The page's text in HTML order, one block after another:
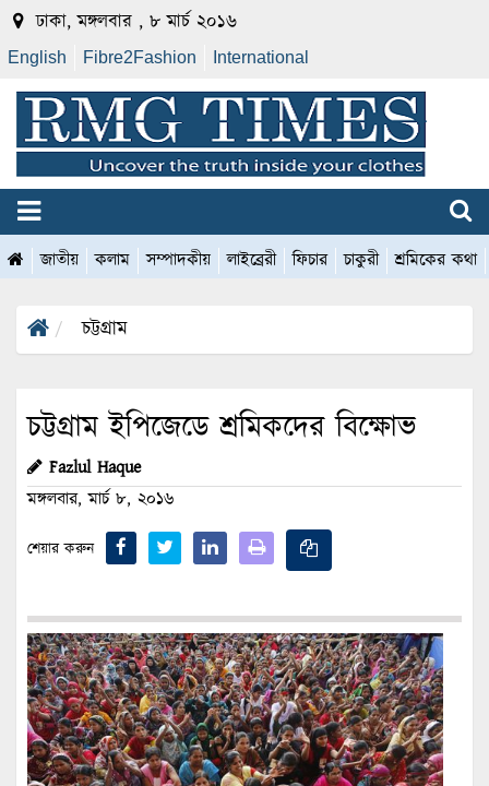
ঢাকা, মঙ্গলবার , ৮ মার্চ ২০১৬
English Fibre2Fashion International
জাতীয় কলাম সম্পাদকীয় লাইব্রেরী ফিচার চাকুরী শ্রমিকের কথা
চট্টগ্রাম
চট্টগ্রাম ইপিজেডে শ্রমিকদের বিক্ষোভ
Fazlul Haque
মঙ্গলবার, মার্চ ৮, ২০১৬
শেয়ার করুন